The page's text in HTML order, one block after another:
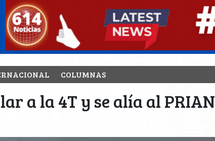
COLUMNAS
a la 4T y se alía al PRIAN